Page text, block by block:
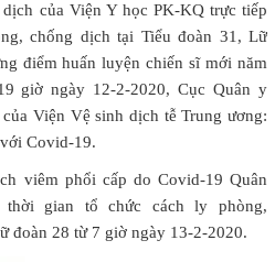
của Viện Y học PK-KQ trực tiếp
chống dịch tại Tiểu đoàn 31, Lữ
điểm huấn luyện chiến sĩ mới năm
giờ ngày 12-2-2020, Cục Quân y
Viện Vệ sinh dịch tễ Trung ương:
Covid-19.
viêm phổi cấp do Covid-19 Quân
gian tổ chức cách ly phòng,
đoàn 28 từ 7 giờ ngày 13-2-2020.